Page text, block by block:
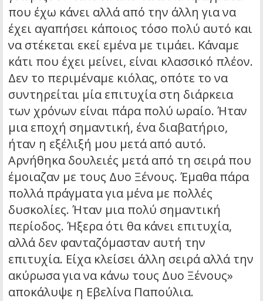
που έχω κάνει αλλά από την άλλη για να
έχει αγαπήσει κάποιος τόσο πολύ αυτό και
να στέκεται εκεί εμένα με τιμάει. Κάναμε
κάτι που έχει μείνει, είναι κλασσικό πλέον.
Δεν το περιμέναμε κιόλας, οπότε το να
συντηρείται μία επιτυχία στη διάρκεια
των χρόνων είναι πάρα πολύ ωραίο. Ήταν
μια εποχή σημαντική, ένα διαβατήριο,
ήταν η εξέλιξή μου μετά από αυτό.
Αρνήθηκα δουλειές μετά από τη σειρά που
έμοιαζαν με τους Δυο Ξένους. Έμαθα πάρα
πολλά πράγματα για μένα με πολλές
δυσκολίες. Ήταν μια πολύ σημαντική
περίοδος. Ήξερα ότι θα κάνει επιτυχία,
αλλά δεν φανταζόμασταν αυτή την
επιτυχία. Είχα κλείσει άλλη σειρά αλλά την
ακύρωσα για να κάνω τους Δυο Ξένους»
αποκάλυψε η Εβελίνα Παπούλια.